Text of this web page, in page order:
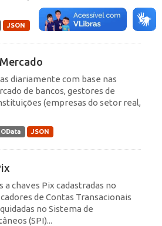
JSON
diariamente com base nas
de bancos, gestores de
(empresas do setor real,
OData JSON
chaves Pix cadastradas no
de Contas Transacionais
no Sistema de
(SPI)...